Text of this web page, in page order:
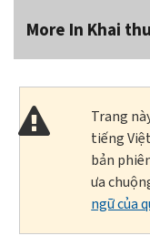
More In Khai
Trang
tiếng
bản
ưa
ngữ của